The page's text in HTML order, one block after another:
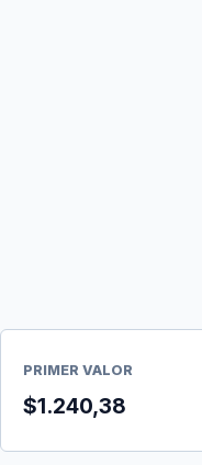
PRIMER VALOR
$1.240,38